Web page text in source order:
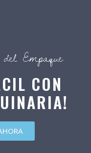
Empaque
CON